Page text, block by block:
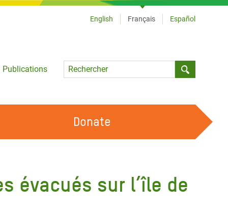
Publications
Language
English Français Español
DEVENIR BÉNÉVOLE
Donate
évacués sur l’île de